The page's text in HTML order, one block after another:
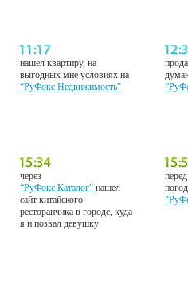
нашел квартиру, на
выгодных мне условиях на
“РуФокс Недвижимость”
через
“РуФокс Каталог”нашел
сайт китайского
ресторанчика в городе, куда
я и позвал девушку